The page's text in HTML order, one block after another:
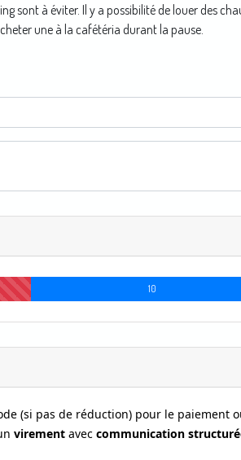
sont à éviter. Il y a possibilité de louer des
une à la cafétéria durant la pause.
10
(si pas de réduction) pour le paiement
virement avec communication